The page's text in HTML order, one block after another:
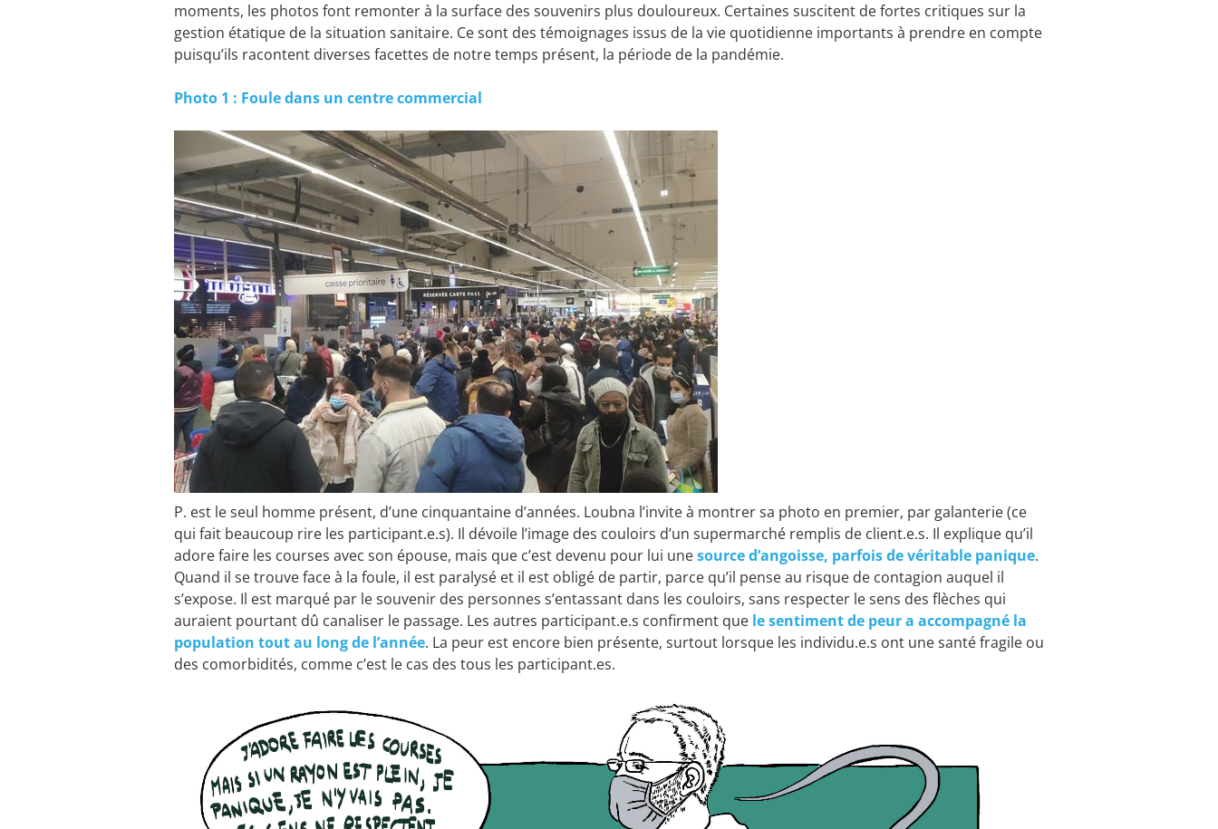
moments, les photos font remonter à la surface des souvenirs plus douloureux. Certaines suscitent de fortes critiques sur la
gestion étatique de la situation sanitaire. Ce sont des témoignages issus de la vie quotidienne importants à prendre en compte
puisqu’ils racontent diverses facettes de notre temps présent, la période de la pandémie.
Photo 1 : Foule dans un centre commercial
P. est le seul homme présent, d’une cinquantaine d’années. Loubna l’invite à montrer sa photo en premier, par galanterie (ce
qui fait beaucoup rire les participant.e.s). Il dévoile l’image des couloirs d’un supermarché remplis de client.e.s. Il explique qu’il
adore faire les courses avec son épouse, mais que c’est devenu pour lui unesource d’angoisse, parfois de véritable panique.
Quand il se trouve face à la foule, il est paralysé et il est obligé de partir, parce qu’il pense au risque de contagion auquel il
s’expose. Il est marqué par le souvenir des personnes s’entassant dans les couloirs, sans respecter le sens des flèches qui
auraient pourtant dû canaliser le passage. Les autres participant.e.s confirment que le sentiment de peur a accompagné la
population tout au long de l’année. La peur est encore bien présente, surtout lorsque les individu.e.s ont une santé fragile ou
des comorbidités, comme c’est le cas des tous les participant.es.